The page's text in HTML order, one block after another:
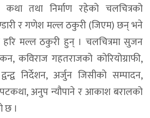
तथा निर्माण रहेको चलचित्रको
र गणेश मल्ल ठकुरी (जिएम) छन् भने
हरि मल्ल ठकुरी हुन् । चलचित्रमा सुजन
कविराज गहतराजको कोरियोग्राफी,
निर्देशन, अर्जुन जिसीको सम्पादन,
अनुप न्यौपाने र आकाश बरालको
छ ।